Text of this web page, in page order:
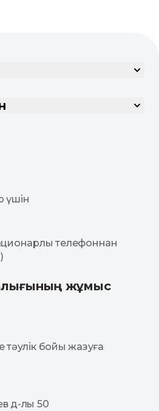
үшін
телефоннан
жұмыс
тәулік бойы жазуға
д-лы 50